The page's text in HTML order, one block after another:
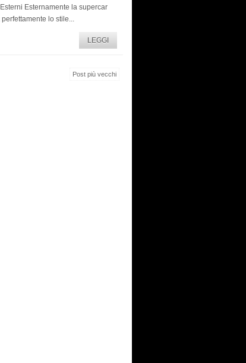
Esternamente la supercar
lo stile...
LEGGI
Post più vecchi